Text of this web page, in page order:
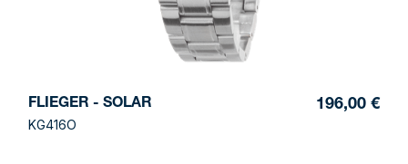
FLIEGER - SOLAR
KG416O
196,00 €